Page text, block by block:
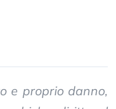
e proprio danno,